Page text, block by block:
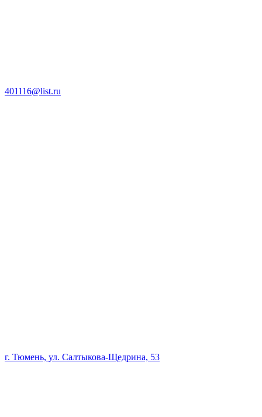
401116@list.ru
г. Тюмень, ул. Салтыкова-Щедрина, 53